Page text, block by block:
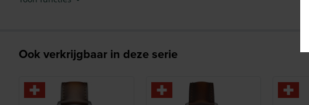
Ook verkrijgbaar in deze serie